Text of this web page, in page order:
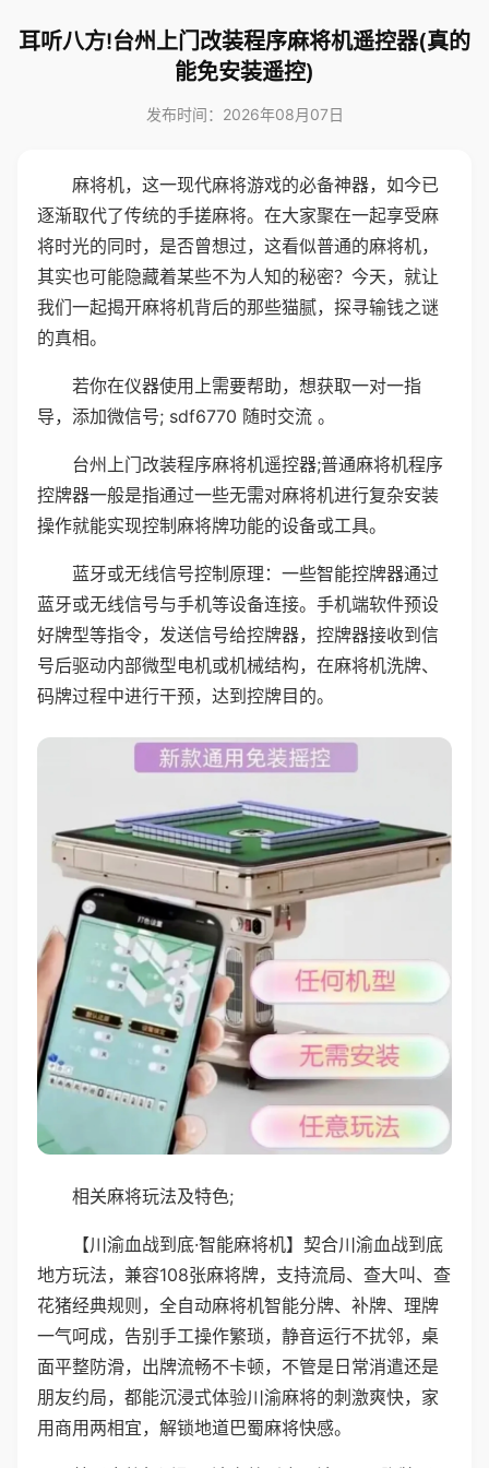
耳听八方!台州上门改装程序麻将机遥控器(真的
能免安装遥控)
发布时间：2026年08月07日
麻将机，这一现代麻将游戏的必备神器，如今已
逐渐取代了传统的手搓麻将。在大家聚在一起享受麻
将时光的同时，是否曾想过，这看似普通的麻将机，
其实也可能隐藏着某些不为人知的秘密？今天，就让
我们一起揭开麻将机背后的那些猫腻，探寻输钱之谜
的真相。
若你在仪器使用上需要帮助，想获取一对一指
导，添加微信号; sdf6770 随时交流 。
台州上门改装程序麻将机遥控器;普通麻将机程序
控牌器一般是指通过一些无需对麻将机进行复杂安装
操作就能实现控制麻将牌功能的设备或工具。
蓝牙或无线信号控制原理：一些智能控牌器通过
蓝牙或无线信号与手机等设备连接。手机端软件预设
好牌型等指令，发送信号给控牌器，控牌器接收到信
号后驱动内部微型电机或机械结构，在麻将机洗牌、
码牌过程中进行干预，达到控牌目的。
相关麻将玩法及特色;
【川渝血战到底·智能麻将机】契合川渝血战到底
地方玩法，兼容108张麻将牌，支持流局、查大叫、查
花猪经典规则，全自动麻将机智能分牌、补牌、理牌
一气呵成，告别手工操作繁琐，静音运行不扰邻，桌
面平整防滑，出牌流畅不卡顿，不管是日常消遣还是
朋友约局，都能沉浸式体验川渝麻将的刺激爽快，家
用商用两相宜，解锁地道巴蜀麻将快感。